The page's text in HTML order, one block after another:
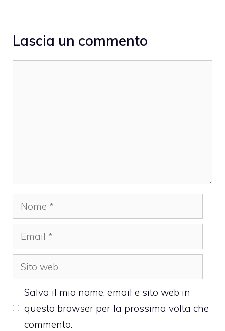
Lascia un commento
Nome
Email
Sito
web
Salva il mio nome, email e sito web in
questo browser per la prossima volta che
commento.